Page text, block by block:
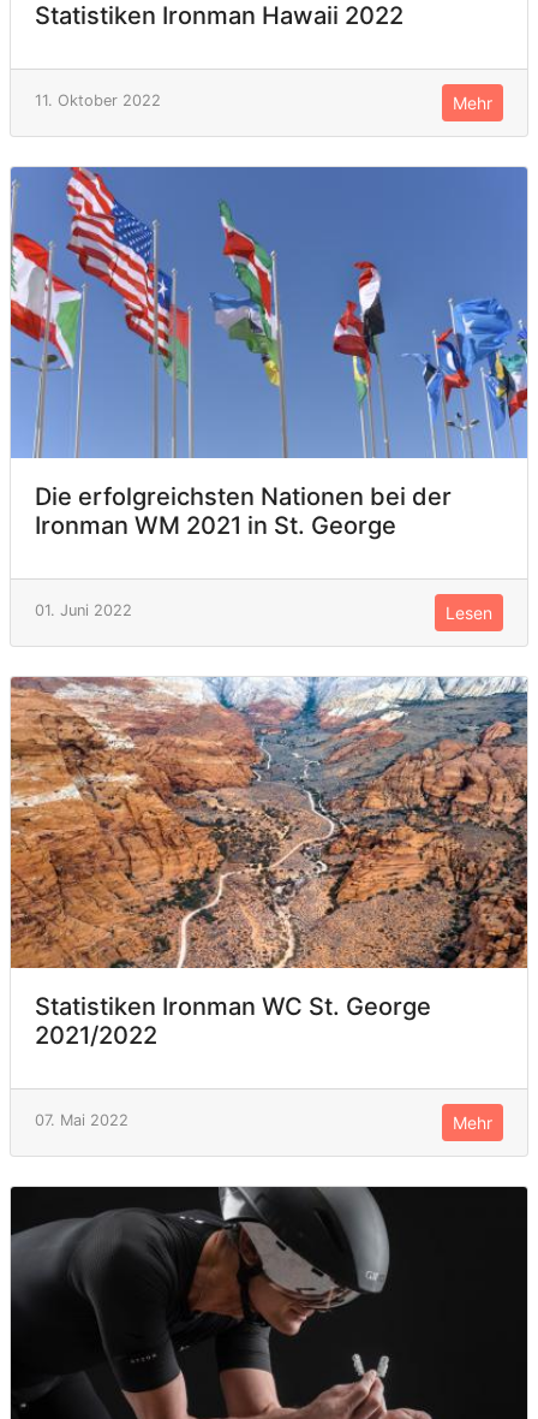
Statistiken Ironman Hawaii 2022
11. Oktober 2022 Mehr
Die erfolgreichsten Nationen bei der
Ironman WM 2021 in St. George
01. Juni 2022 Lesen
Statistiken Ironman WC St. George
2021/2022
07. Mai 2022 Mehr